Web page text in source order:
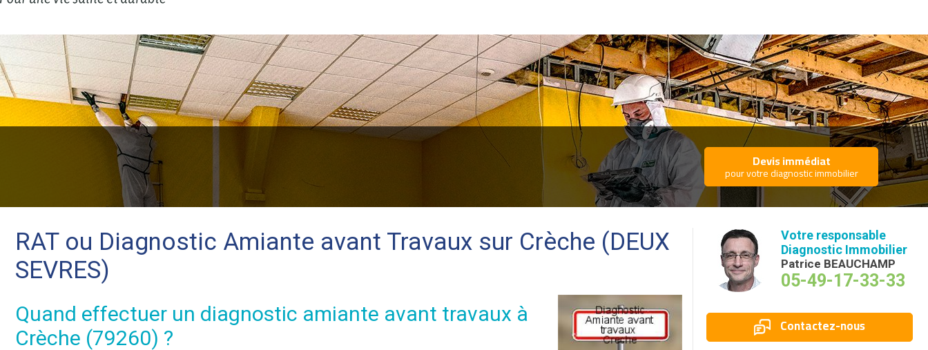
Devis immédiat
pour votre diagnostic immobilier
RAT ou Diagnostic Amiante avant Travaux sur Crèche (DEUX
SEVRES)
Quand effectuer un diagnostic amiante avant travaux à
Crèche (79260) ?
Votre responsable
Diagnostic Immobilier
Patrice BEAUCHAMP
05-49-17-33-33
Contactez-nous